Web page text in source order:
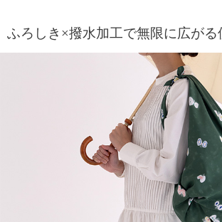
ふろしき×撥水加工で無限に広がる